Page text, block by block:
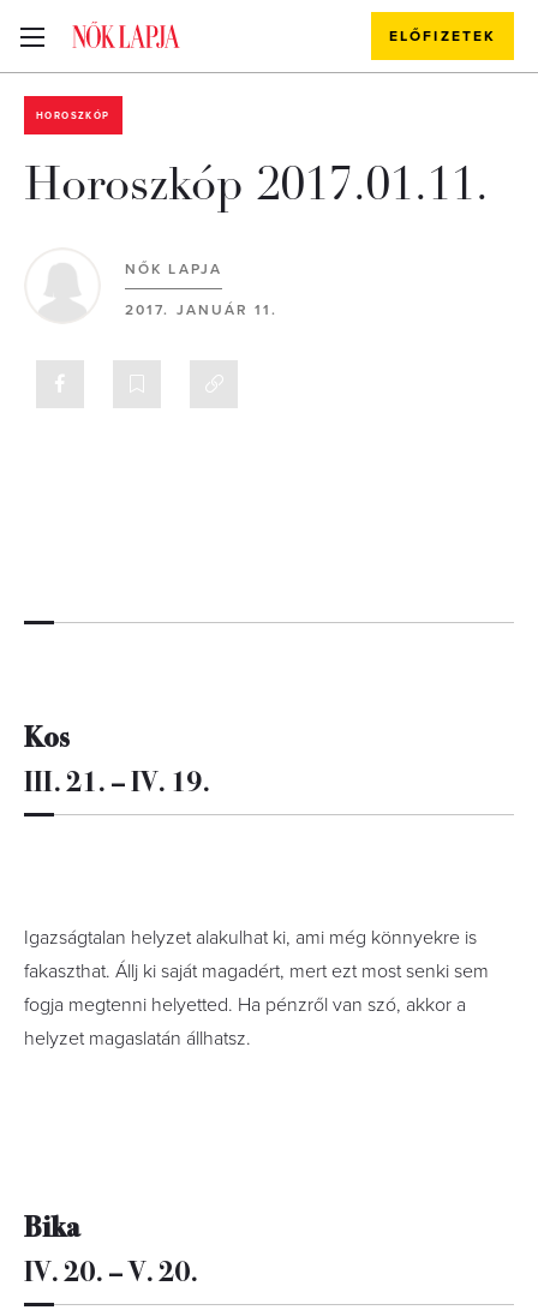
ELŐFIZETEK
HOROSZKÓP
Horoszkóp 2017.01.11.
NŐK LAPJA
2017. JANUÁR 11.
Kos
III. 21. – IV. 19.
Igazságtalan helyzet alakulhat ki, ami még könnyekre is
fakaszthat. Állj ki saját magadért, mert ezt most senki sem
fogja megtenni helyetted. Ha pénzről van szó, akkor a
helyzet magaslatán állhatsz.
Bika
IV. 20. – V. 20.